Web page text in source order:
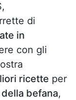
di
in
con gli
ricette per
befana,